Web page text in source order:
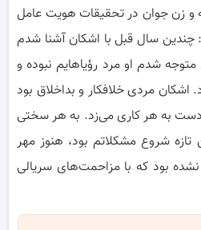
و زن جوان در تحقیقات هویت عامل
چندین سال قبل با اشکان آشنا شدم
متوجه شدم او مرد رؤیاهایم نبوده و
مردی خلافکار و بداخلاق بود
به هر کاری می‌زد. به هر سختی
تازه شروع مشکلاتم بود، هنوز مهر
بود که با مزاحمت‌های سریالی